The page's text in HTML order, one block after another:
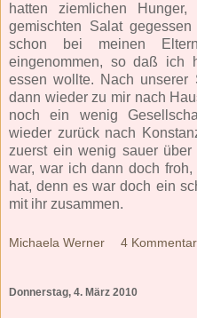
hatten ziemlichen
gemischten Salat
schon bei meinen
eingenommen, so daß ich
essen wollte. Nach unserer
dann wieder zu mir nach
noch ein wenig
wieder zurück nach
zuerst ein wenig sauer über
war, war ich dann doch
hat, denn es war doch ein
mit ihr zusammen.
Michaela Werner 4
Donnerstag, 4. März 2010